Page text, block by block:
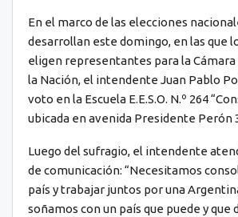
En el marco de las elecciones
desarrollan este domingo, en las que
eligen representantes para la Cámara
la Nación, el intendente Juan Pablo
voto en la Escuela E.E.S.O. N.º 264
ubicada en avenida Presidente Perón
Luego del sufragio, el intendente
de comunicación: “Necesitamos
país y trabajar juntos por una
soñamos con un país que puede y que